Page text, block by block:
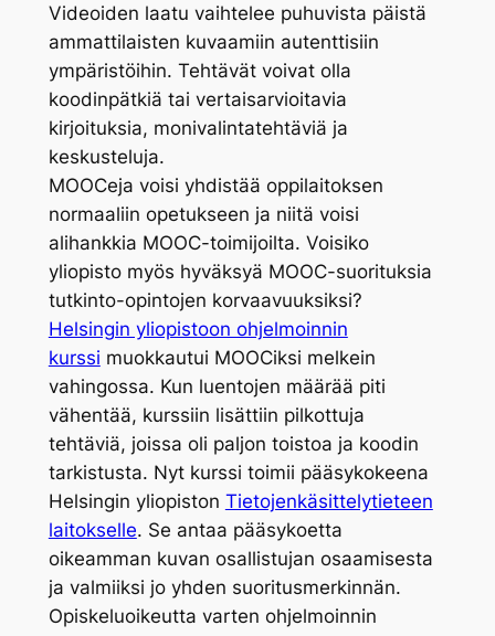
Videoiden laatu vaihtelee puhuvista päistä
ammattilaisten kuvaamiin autenttisiin
ympäristöihin. Tehtävät voivat olla
koodinpätkiä tai vertaisarvioitavia
kirjoituksia, monivalintatehtäviä ja
keskusteluja.
MOOCeja voisi yhdistää oppilaitoksen
normaaliin opetukseen ja niitä voisi
alihankkia MOOC-toimijoilta. Voisiko
yliopisto myös hyväksyä MOOC-suorituksia
tutkinto-opintojen korvaavuuksiksi?
Helsingin yliopistoon ohjelmoinnin
kurssi muokkautui MOOCiksi melkein
vahingossa. Kun luentojen määrää piti
vähentää, kurssiin lisättiin pilkottuja
tehtäviä, joissa oli paljon toistoa ja koodin
tarkistusta. Nyt kurssi toimii pääsykokeena
Helsingin yliopiston Tietojenkäsittelytieteen
laitokselle. Se antaa pääsykoetta
oikeamman kuvan osallistujan osaamisesta
ja valmiiksi jo yhden suoritusmerkinnän.
Opiskeluoikeutta varten ohjelmoinnin